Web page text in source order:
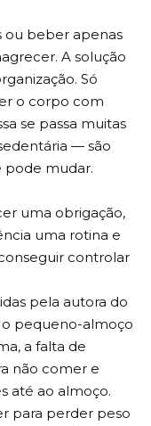
ou beber apenas
A solução
Só
o corpo com
se passa muitas
— são
pode mudar.
uma obrigação,
uma rotina e
controlar
pela autora do
o pequeno-almoço
a falta de
não comer e
até ao almoço.
para perder peso